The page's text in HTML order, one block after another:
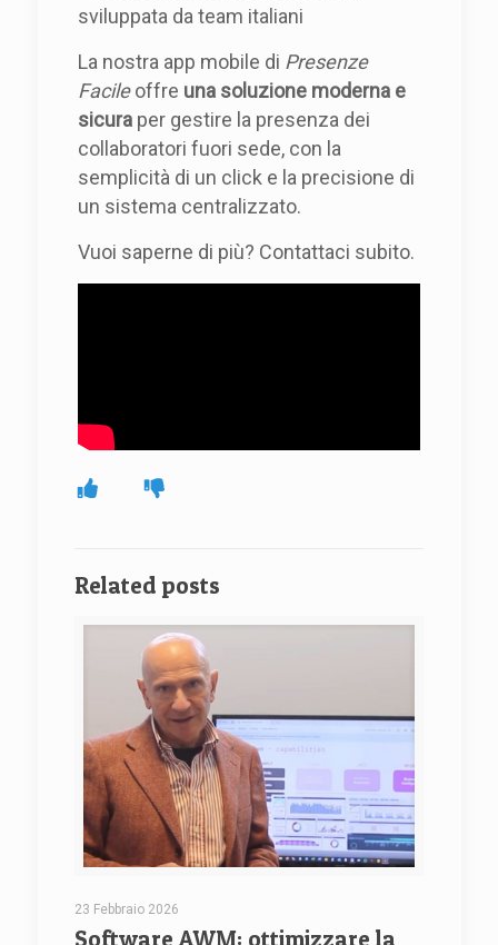
sviluppata da team italiani
La nostra app mobile di Presenze
Facileoffre una soluzione moderna e
sicura per gestire la presenza dei
collaboratori fuori sede, con la
semplicità di un click e la precisione di
un sistema centralizzato.
Vuoi saperne di più? Contattaci subito.
Related posts
23 Febbraio 2026
Software AWM: ottimizzare la